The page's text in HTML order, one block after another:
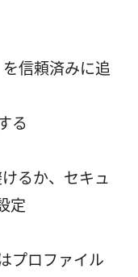
信頼済みに追
る
るか、セキュ
定
プロファイル